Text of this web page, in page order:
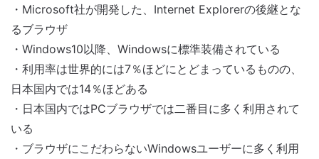
・Microsoft社が開発した、Internet Explorerの後継とな
るブラウザ
・Windows10以降、Windowsに標準装備されている
・利用率は世界的には7％ほどにとどまっているものの、
日本国内では14％ほどある
・日本国内ではPCブラウザでは二番目に多く利用されて
いる
・ブラウザにこだわらないWindowsユーザーに多く利用